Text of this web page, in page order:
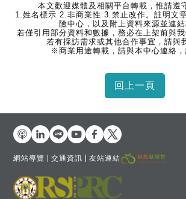
本文歡迎媒體及相關平台轉載，惟請遵
1.姓名標示 2.非商業性 3.禁止改作。註明文
險中心，以及附上資料來源並連結
若僅引用部分資料和數據，務必在上架前與我
若有採訪需求或其他合作事宜，請與
※商業用途轉載，請與本中心連絡
網站導覽 交通資訊 友站連結